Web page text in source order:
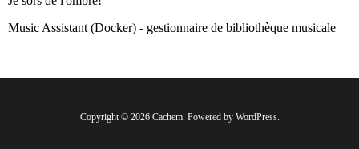
Music Assistant (Docker) - gestionnaire de bibliothèque musicale
Copyright © 2026 Cachem. Powered by WordPress.